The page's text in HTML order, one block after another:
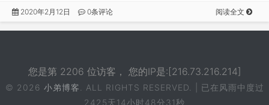
2020年2月12日 0条评论 阅读全文
您是第 2206 位访客， 您的IP是:[216.73.216.214]
© 2026 小弟博客 . ALL RIGHTS RESERVED. | 已在风雨中度过
2425天14小时48分31秒